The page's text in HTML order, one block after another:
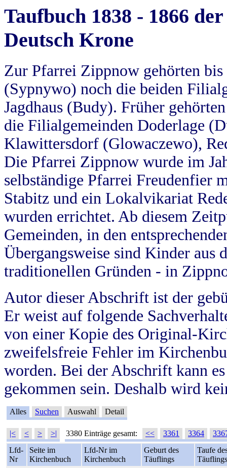
Taufbuch 1838 - 1866
Deutsch Krone
Zur Pfarrei Zippnow gehörten
(Sypnywo) noch die beiden
Jagdhaus (Budy). Früher
die Filialgemeinden Doderlage
Klawittersdorf (Glowaczewo),
Die Pfarrei Zippnow wurde im
selbständige Pfarrei Freudenfier
Stabitz und ein Lokalvikariat
wurden errichtet. Ab diesem
Gemeinden, in den
Übergangsweise sind Kinder aus
traditionellen Gründen - in
Autor dieser Abschrift ist der
Er weist auf folgende
von einer Kopie des Original-
zweifelsfreie Fehler im
worden. Bei der Abschrift kann
gekommen sein. Deshalb wird
Alles Suchen Auswahl Detail
|< < > >| 3380 Einträge gesamt: << 3361 3364
Lfd-
Nr
Seite im
Kirchenbuch
Lfd-Nr im
Kirchenbuch
Geburt des
Täuflings
Taufe
Täuflings